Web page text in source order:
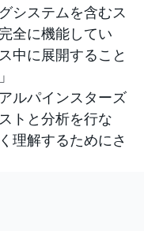
システムを含むス
全に機能してい
中に展開すること
ルパインスターズ
トと分析を行な
理解するためにさ